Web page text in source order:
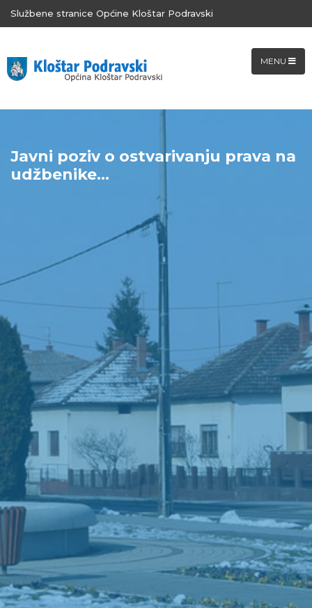
Službene stranice Općine Kloštar Podravski
MENU
Javni poziv o ostvarivanju prava na
udžbenike...